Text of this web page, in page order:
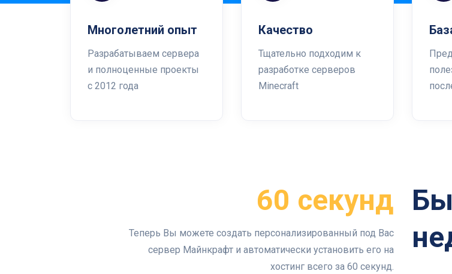
Многолетний опыт
Разрабатываем сервера
и полноценные проекты
с 2012 года
Качество
Тщательно подходим к
разработке серверов
Minecraft
60 секунд
Теперь Вы можете создать персонализированный под Вас
сервер Майнкрафт и автоматически установить его на
хостинг всего за 60 секунд.